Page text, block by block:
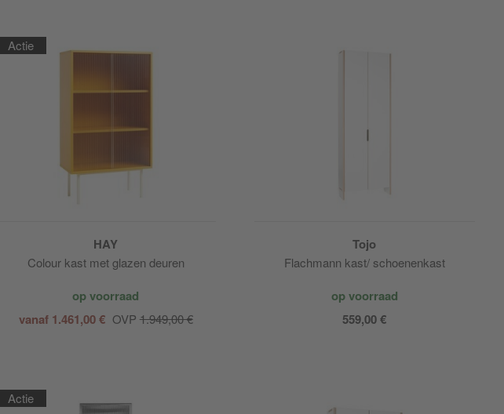
HAY
Colour kast met glazen deuren
op voorraad
vanaf 1.461,00 € OVP 1.949,00 €
Actie
Tojo
Flachmann kast/ schoenenkast
op voorraad
559,00 €
Actie